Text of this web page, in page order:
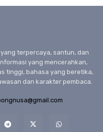
terpercaya, santun, dan
yang mencerahkan,
tinggi, bahasa yang beretika,
dan karakter pembaca.